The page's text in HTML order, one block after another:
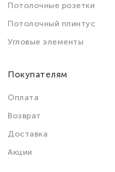
Потолочные розетки
Потолочный плинтус
Угловые элементы
Покупателям
Оплата
Возврат
Доставка
Акции